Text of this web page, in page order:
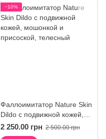
−10%
Фаллоимитатор Nature Skin
Dildo с подвижной кожей,
мошонкой и присоской
2 250.00 грн 2 500.00 грн